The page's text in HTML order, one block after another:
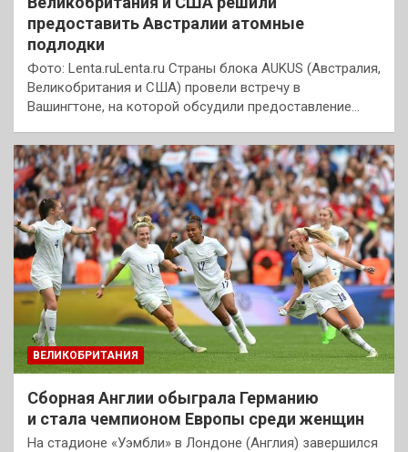
предоставить Австралии атомные
подлодки
Фото: Lenta.ruLenta.ru Страны блока AUKUS (Австралия,
Великобритания и США) провели встречу в
Вашингтоне, на которой обсудили предоставление…
ВЕЛИКОБРИТАНИЯ
Сборная Англии обыграла Германию
и стала чемпионом Европы среди женщин
На стадионе «Уэмбли» в Лондоне (Англия) завершился